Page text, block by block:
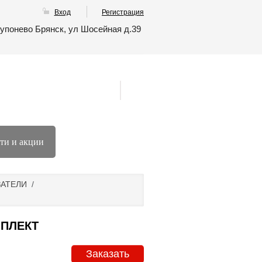
Вход Регистрация
Брянск, ул Шосейная д.39
и акции
/
Заказать